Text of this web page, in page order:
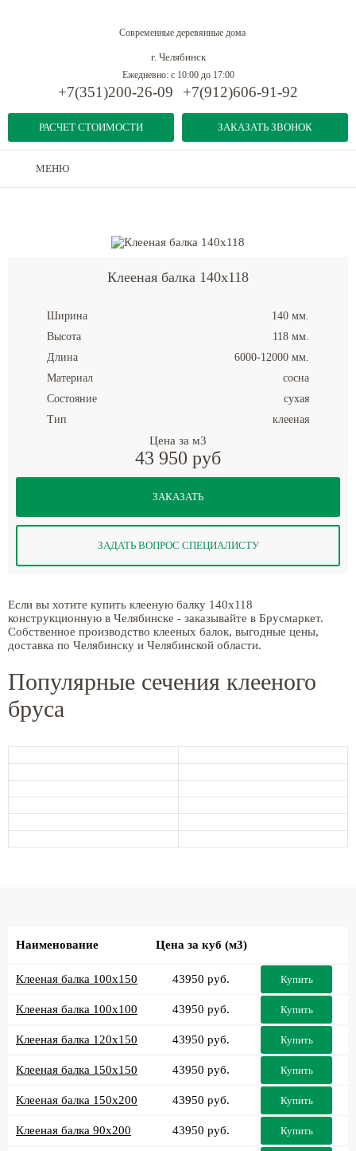
Современные деревянные дома
г. Челябинск
РАСЧЕТ СТОИМОСТИ
Ежедневно: с 10:00 до 17:00
+7(351)200-26-09 +7(912)606-91-92
ЗАКАЗАТЬ ЗВОНОК
МЕНЮ
Клееная балка 140x118
Ширина
140 мм.
Высота
118 мм.
Длина
6000-12000 мм.
Материал
сосна
Состояние
сухая
Тип
клееная
Цена за м3
43 950 руб
ЗАКАЗАТЬ
ЗАДАТЬ ВОПРОС СПЕЦИАЛИСТУ
Если вы хотите купить клееную балку 140x118
конструкционную в Челябинске - заказывайте в Брусмаркет.
Собственное производство клееных балок, выгодные цены,
доставка по Челябинску и Челябинской области.
Популярные сечения клееного
бруса
Наименование Цена за куб (м3)
Клееная балка 100x150 43950 руб. Купить
Клееная балка 100x100 43950 руб. Купить
Клееная балка 120x150 43950 руб. Купить
Клееная балка 150x150 43950 руб. Купить
Клееная балка 150x200 43950 руб. Купить
Клееная балка 90x200 43950 руб. Купить